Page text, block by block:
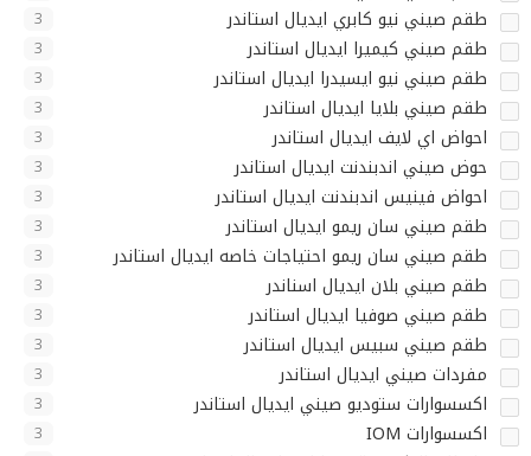
طقم صيني نيو كابري ايديال استاندر 3
طقم صيني كيميرا ايديال استاندر 3
طقم صيني نيو ايسيدرا ايديال استاندر 3
طقم صيني بلايا ايديال استاندر 3
احواض اي لايف ايديال استاندر 3
حوض صيني اندبندنت ايديال استاندر 3
احواض فينيس اندبندنت ايديال استاندر 3
طقم صيني سان ريمو ايديال استاندر 3
طقم صيني سان ريمو احتياجات خاصه ايديال استاندر 3
طقم صيني بلان ايديال اسناندر 3
طقم صيني صوفيا ايديال استاندر 3
طقم صيني سبيس ايديال استاندر 3
مفردات صيني ايديال استاندر 3
اكسسوارات ستوديو صيني ايديال استاندر 3
اكسسوارات IOM 3